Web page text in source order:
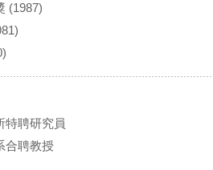
(1987)
特聘研究員
合聘教授